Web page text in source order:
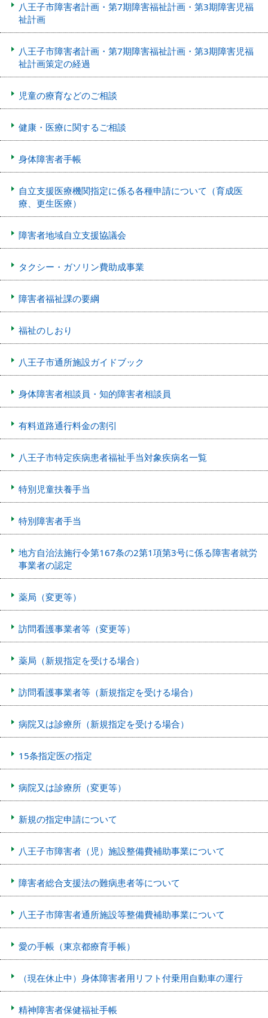
八王子市障害者計画・第7期障害福祉計画・第3期障害児福
祉計画
八王子市障害者計画・第7期障害福祉計画・第3期障害児福
祉計画策定の経過
児童の療育などのご相談
健康・医療に関するご相談
身体障害者手帳
自立支援医療機関指定に係る各種申請について（育成医
療、更生医療）
障害者地域自立支援協議会
タクシー・ガソリン費助成事業
障害者福祉課の要綱
福祉のしおり
八王子市通所施設ガイドブック
身体障害者相談員・知的障害者相談員
有料道路通行料金の割引
八王子市特定疾病患者福祉手当対象疾病名一覧
特別児童扶養手当
特別障害者手当
地方自治法施行令第167条の2第1項第3号に係る障害者就労
事業者の認定
薬局（変更等）
訪問看護事業者等（変更等）
薬局（新規指定を受ける場合）
訪問看護事業者等（新規指定を受ける場合）
病院又は診療所（新規指定を受ける場合）
15条指定医の指定
病院又は診療所（変更等）
新規の指定申請について
八王子市障害者（児）施設整備費補助事業について
障害者総合支援法の難病患者等について
八王子市障害者通所施設等整備費補助事業について
愛の手帳（東京都療育手帳）
（現在休止中）身体障害者用リフト付乗用自動車の運行
精神障害者保健福祉手帳